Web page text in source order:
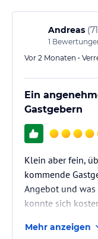
Andreas (
1
Vor 2 Monaten •
Ein
Gastgebern
Klein aber fein,
kommende
Angebot und
konnte sich
Ausflugs Tips mit
Mehr anzeigen